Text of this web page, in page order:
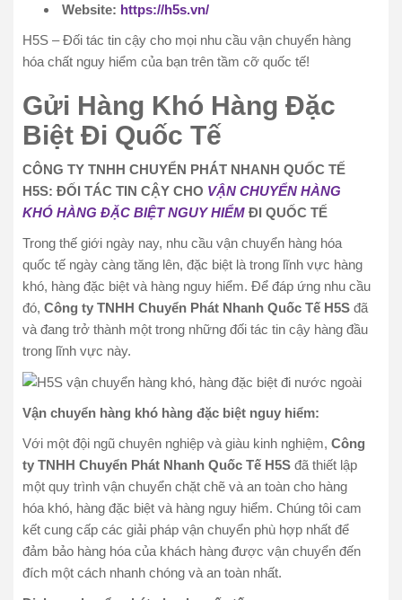
Website: https://h5s.vn/
H5S – Đối tác tin cậy cho mọi nhu cầu vận chuyển hàng
hóa chất nguy hiểm của bạn trên tầm cỡ quốc tế!
Gửi Hàng Khó Hàng Đặc
Biệt Đi Quốc Tế
CÔNG TY TNHH CHUYỂN PHÁT NHANH QUỐC TẾ
H5S: ĐỐI TÁC TIN CẬY CHO VẬN CHUYỂN HÀNG
KHÓ HÀNG ĐẶC BIỆT NGUY HIỂM ĐI QUỐC TẾ
Trong thế giới ngày nay, nhu cầu vận chuyển hàng hóa
quốc tế ngày càng tăng lên, đặc biệt là trong lĩnh vực hàng
khó, hàng đặc biệt và hàng nguy hiểm. Để đáp ứng nhu cầu
đó, Công ty TNHH Chuyển Phát Nhanh Quốc Tế H5S đã
và đang trở thành một trong những đối tác tin cậy hàng đầu
trong lĩnh vực này.
Vận chuyển hàng khó hàng đặc biệt nguy hiểm:
Với một đội ngũ chuyên nghiệp và giàu kinh nghiệm, Công
ty TNHH Chuyển Phát Nhanh Quốc Tế H5S đã thiết lập
một quy trình vận chuyển chặt chẽ và an toàn cho hàng
hóa khó, hàng đặc biệt và hàng nguy hiểm. Chúng tôi cam
kết cung cấp các giải pháp vận chuyển phù hợp nhất để
đảm bảo hàng hóa của khách hàng được vận chuyển đến
đích một cách nhanh chóng và an toàn nhất.